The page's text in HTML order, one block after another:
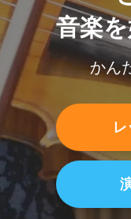
音楽
かん